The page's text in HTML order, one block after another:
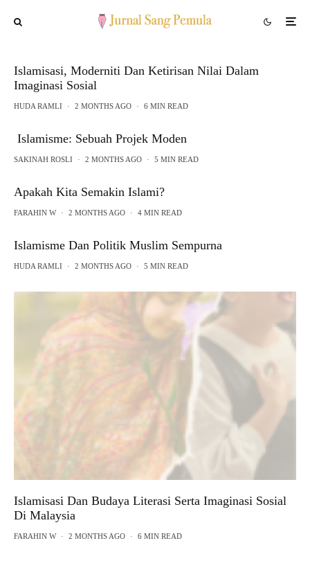
Islamisasi, Moderniti Dan Ketirisan Nilai Dalam
Imaginasi Sosial
HUDA RAMLI · 2 MONTHS AGO · 6 MIN READ
Islamisme: Sebuah Projek Moden
SAKINAH ROSLI · 2 MONTHS AGO · 5 MIN READ
Apakah Kita Semakin Islami?
FARAHIN W · 2 MONTHS AGO · 4 MIN READ
Islamisme Dan Politik Muslim Sempurna
HUDA RAMLI · 2 MONTHS AGO · 5 MIN READ
Islamisasi Dan Budaya Literasi Serta Imaginasi Sosial
Di Malaysia
FARAHIN W · 2 MONTHS AGO · 6 MIN READ